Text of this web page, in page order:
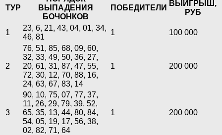
ТУР
ВЫПАДЕНИЯ
БОЧОНКОВ
ПОБЕДИТЕЛИ
ВЫИГРЫШ,
РУБ
1
23, 6, 21, 43, 04, 01, 34,
46, 81
1 100 000
2
76, 51, 85, 68, 09, 60,
32, 33, 49, 50, 36, 27,
20, 61, 31, 87, 47, 55,
72, 30, 12, 70, 88, 16,
24, 63, 67, 83, 14
1 200 000
3
90, 10, 75, 07, 77, 37,
11, 26, 29, 79, 39, 52,
65, 35, 13, 44, 80, 84,
54, 05, 19, 17, 56, 38,
02, 82, 71, 64
1 200 000